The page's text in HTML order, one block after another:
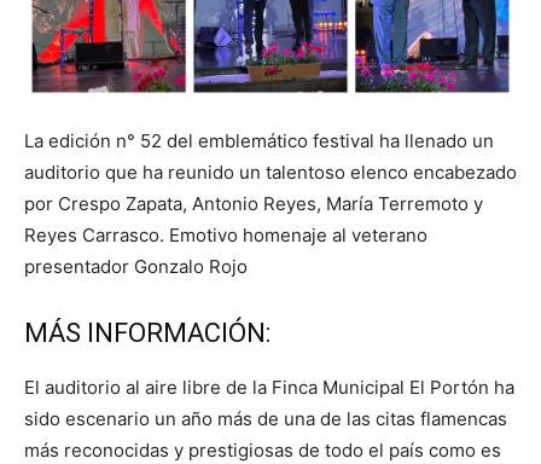
La edición n° 52 del emblemático festival ha llenado un
auditorio que ha reunido un talentoso elenco encabezado
por Crespo Zapata, Antonio Reyes, María Terremoto y
Reyes Carrasco. Emotivo homenaje al veterano
presentador Gonzalo Rojo
MÁS INFORMACIÓN:
El auditorio al aire libre de la Finca Municipal El Portón ha
sido escenario un año más de una de las citas flamencas
más reconocidas y prestigiosas de todo el país como es